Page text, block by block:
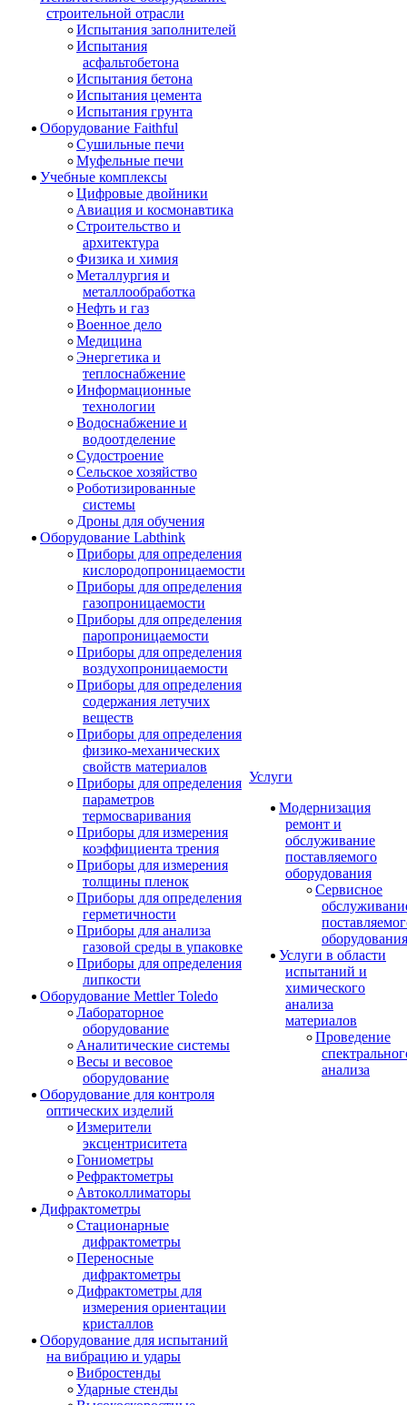
строительной отрасли
Испытания заполнителей
Испытания
асфальтобетона
Испытания бетона
Испытания цемента
Испытания грунта
Оборудование Faithful
Сушильные печи
Муфельные печи
Учебные комплексы
Цифровые двойники
Авиация и космонавтика
Строительство и
архитектура
Физика и химия
Металлургия и
металлообработка
Нефть и газ
Военное дело
Медицина
Энергетика и
теплоснабжение
Информационные
технологии
Водоснабжение и
водоотделение
Судостроение
Сельское хозяйство
Роботизированные
системы
Дроны для обучения
Оборудование Labthink
Приборы для определения
кислородопроницаемости
Приборы для определения
газопроницаемости
Приборы для определения
паропроницаемости
Приборы для определения
воздухопроницаемости
Приборы для определения
содержания летучих
веществ
Приборы для определения
физико-механических
свойств материалов
Приборы для определения
параметров
термосваривания
Приборы для измерения
коэффициента трения
Приборы для измерения
толщины пленок
Приборы для определения
герметичности
Приборы для анализа
газовой среды в упаковке
Приборы для определения
липкости
Оборудование Mettler Toledo
Лабораторное
оборудование
Аналитические системы
Весы и весовое
оборудование
Оборудование для контроля
оптических изделий
Измерители
эксцентриситета
Гониометры
Рефрактометры
Автоколлиматоры
Дифрактометры
Стационарные
дифрактометры
Переносные
дифрактометры
Дифрактометры для
измерения ориентации
кристаллов
Оборудование для испытаний
на вибрацию и удары
Вибростенды
Ударные стенды
Услуги
Модернизация
ремонт и
обслуживание
поставляемого
оборудования
Сервисное
оборудования
Услуги в области
испытаний и
химического
анализа
материалов
Проведение
анализа